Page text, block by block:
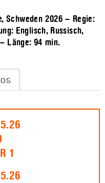
Schweden 2026 – Regie:
Englisch, Russisch,
Länge: 94 min.
1